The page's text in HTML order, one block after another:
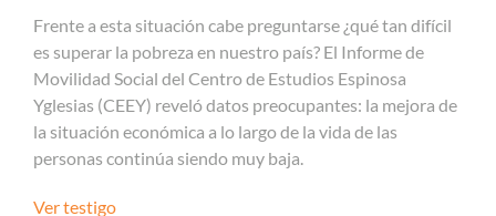
Frente a esta situación cabe preguntarse ¿qué tan difícil
es superar la pobreza en nuestro país? El Informe de
Movilidad Social del Centro de Estudios Espinosa
Yglesias (CEEY) reveló datos preocupantes: la mejora de
la situación económica a lo largo de la vida de las
personas continúa siendo muy baja.
Ver testigo